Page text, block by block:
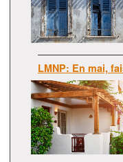
LMNP: En mai,